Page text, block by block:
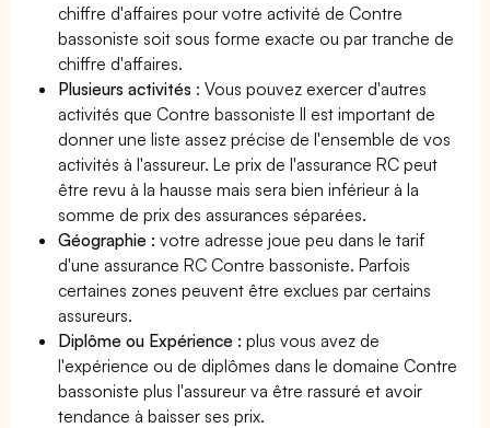
chiffre d'affaires pour votre activité de Contre
bassoniste soit sous forme exacte ou par tranche de
chiffre d'affaires.
Plusieurs activités : Vous pouvez exercer d'autres
activités que Contre bassoniste Il est important de
donner une liste assez précise de l'ensemble de vos
activités à l'assureur. Le prix de l'assurance RC peut
être revu à la hausse mais sera bien inférieur à la
somme de prix des assurances séparées.
Géographie :votre adresse joue peu dans le tarif
d'une assurance RC Contre bassoniste. Parfois
certaines zones peuvent être exclues par certains
assureurs.
Diplôme ou Expérience :plus vous avez de
l'expérience ou de diplômes dans le domaine Contre
bassoniste plus l'assureur va être rassuré et avoir
tendance à baisser ses prix.